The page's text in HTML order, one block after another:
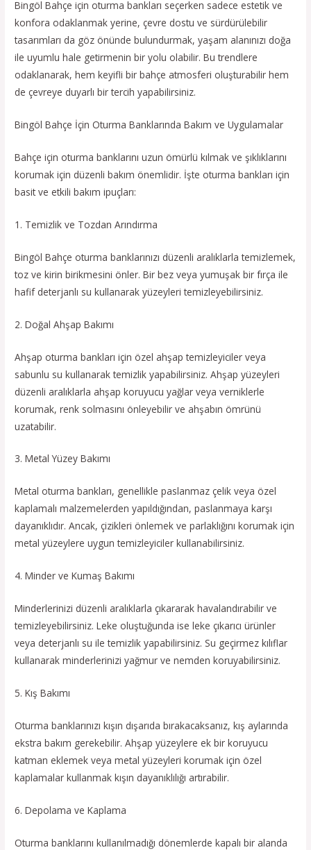
Bingöl Bahçe için oturma bankları seçerken sadece estetik ve
konfora odaklanmak yerine, çevre dostu ve sürdürülebilir
tasarımları da göz önünde bulundurmak, yaşam alanınızı doğa
ile uyumlu hale getirmenin bir yolu olabilir. Bu trendlere
odaklanarak, hem keyifli bir bahçe atmosferi oluşturabilir hem
de çevreye duyarlı bir tercih yapabilirsiniz.
Bingöl Bahçe İçin Oturma Banklarında Bakım ve Uygulamalar
Bahçe için oturma banklarını uzun ömürlü kılmak ve şıklıklarını
korumak için düzenli bakım önemlidir. İşte oturma bankları için
basit ve etkili bakım ipuçları:
1. Temizlik ve Tozdan Arındırma
Bingöl Bahçe oturma banklarınızı düzenli aralıklarla temizlemek,
toz ve kirin birikmesini önler. Bir bez veya yumuşak bir fırça ile
hafif deterjanlı su kullanarak yüzeyleri temizleyebilirsiniz.
2. Doğal Ahşap Bakımı
Ahşap oturma bankları için özel ahşap temizleyiciler veya
sabunlu su kullanarak temizlik yapabilirsiniz. Ahşap yüzeyleri
düzenli aralıklarla ahşap koruyucu yağlar veya verniklerle
korumak, renk solmasını önleyebilir ve ahşabın ömrünü
uzatabilir.
3. Metal Yüzey Bakımı
Metal oturma bankları, genellikle paslanmaz çelik veya özel
kaplamalı malzemelerden yapıldığından, paslanmaya karşı
dayanıklıdır. Ancak, çizikleri önlemek ve parlaklığını korumak için
metal yüzeylere uygun temizleyiciler kullanabilirsiniz.
4. Minder ve Kumaş Bakımı
Minderlerinizi düzenli aralıklarla çıkararak havalandırabilir ve
temizleyebilirsiniz. Leke oluştuğunda ise leke çıkarıcı ürünler
veya deterjanlı su ile temizlik yapabilirsiniz. Su geçirmez kılıflar
kullanarak minderlerinizi yağmur ve nemden koruyabilirsiniz.
5. Kış Bakımı
Oturma banklarınızı kışın dışarıda bırakacaksanız, kış aylarında
ekstra bakım gerekebilir. Ahşap yüzeylere ek bir koruyucu
katman eklemek veya metal yüzeyleri korumak için özel
kaplamalar kullanmak kışın dayanıklılığı artırabilir.
6. Depolama ve Kaplama
Oturma banklarını kullanılmadığı dönemlerde kapalı bir alanda